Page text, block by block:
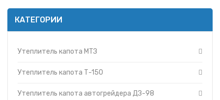
Гидрораспределители
Топливные баки
Утеплитель капота-решетки
Утеплитель капота-решетки
Утеплитель капота-решетки
Утеплитель капота-решетки
ГАЗель
КАТЕГОРИИ
Утеплитель капота МТЗ
Утеплитель капота Т-150
Утеплитель капота автогрейдера ДЗ-98